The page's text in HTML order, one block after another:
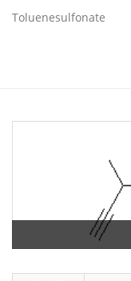
Toluenesulfonate